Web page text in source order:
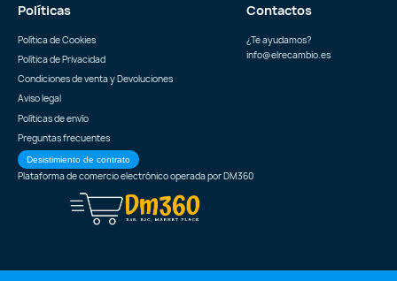
Políticas
Política de Cookies
Política de Privacidad
Condiciones de venta y Devoluciones
Aviso legal
Políticas de envío
Preguntas frecuentes
Desistimiento de contrato
Contactos
¿Te ayudamos?
info@elrecambio.es
Plataforma de comercio electrónico operada porDM360